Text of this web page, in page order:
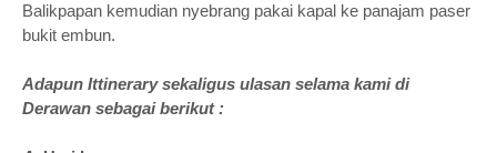
Balikpapan kemudian nyebrang pakai kapal ke panajam paser
bukit embun.
Adapun Ittinerary sekaligus ulasan selama kami di
Derawan sebagai berikut :